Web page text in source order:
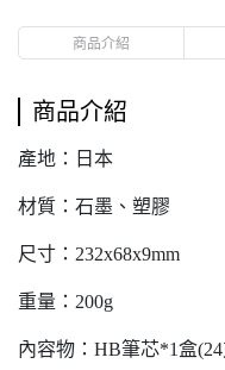
商品介紹
商品介紹
產地：日本
材質：石墨、塑膠
尺寸：‎232x68x9mm
重量：200g
內容物：HB筆芯*1盒